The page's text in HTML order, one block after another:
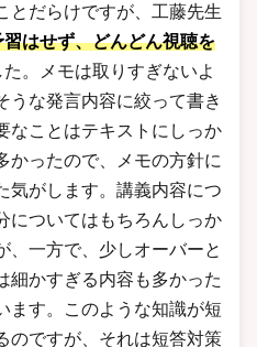
とだらけですが、工藤先生
習はせず、どんどん視聴を
。メモは取りすぎないよ
うな発言内容に絞って書き
なことはテキストにしっか
かったので、メモの方針に
気がします。講義内容につ
についてはもちろんしっか
、一方で、少しオーバーと
細かすぎる内容も多かった
ます。このような知識が短
のですが、それは短答対策